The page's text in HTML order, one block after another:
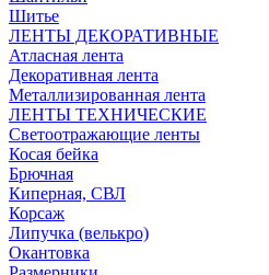
Шитье
ЛЕНТЫ ДЕКОРАТИВНЫЕ
Атласная лента
Декоративная лента
Металлизированная лента
ЛЕНТЫ ТЕХНИЧЕСКИЕ
Светоотражающие ленты
Косая бейка
Брючная
Киперная, СВЛ
Корсаж
Липучка (велькро)
Окантовка